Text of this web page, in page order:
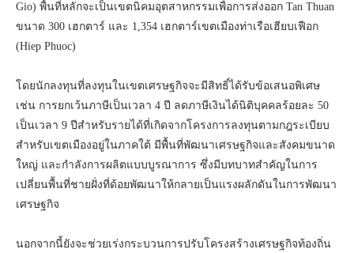
Gio) พื้นที่หลักจะเป็นเขตนิคมอุตสาหกรรมเพื่อการส่งออก Tan Thuan
ขนาด 300 เฮกตาร์ และ 1,354 เฮกตาร์เขตเมืองท่าเรือเฮียบเฟือก
(Hiep Phuoc)
โดยนักลงทุนที่ลงทุนในเขตเศรษฐกิจจะมีสิทธิ์ได้รับข้อเสนอพิเศษ
เช่น การยกเว้นภาษีเป็นเวลา 4 ปี ลดภาษีเงินได้นิติบุคคลร้อยละ 50
เป็นเวลา 9 ปีสำหรับรายได้ที่เกิดจากโครงการลงทุนตามกฎระเบียบ
สำหรับเขตเมืองอยู่ในภาคใต้ มีพื้นที่พัฒนาเศรษฐกิจและสังคมขนาด
ใหญ่ และกำลังการผลิตแบบบูรณาการ ซึ่งมีบทบาทสำคัญในการ
เปลี่ยนพื้นที่ชายฝั่งที่ด้อยพัฒนาให้กลายเป็นแรงผลักดันในการพัฒนา
เศรษฐกิจ
นอกจากนี้ยังจะช่วยเร่งกระบวนการปรับโครงสร้างเศรษฐกิจท้องถิ่น